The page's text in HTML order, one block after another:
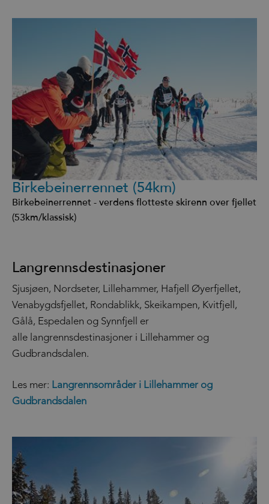
Birkebeinerrennet (54km)
Birkebeinerrennet - verdens flotteste skirenn over fjellet
(53km/klassisk)
Langrennsdestinasjoner
Sjusjøen, Nordseter, Lillehammer, Hafjell Øyerfjellet,
Venabygdsfjellet, Rondablikk, Skeikampen, Kvitfjell,
Gålå, Espedalen og Synnfjell er
alle langrennsdestinasjoner i Lillehammer og
Gudbrandsdalen.
Les mer: Langrennsområder i Lillehammer og
Gudbrandsdalen